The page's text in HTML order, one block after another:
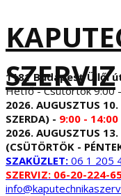
SZERVIZ
1181 Budapest Üllői
Hétfő - Csütörtök 9:00
2026. AUGUSZTUS
SZERDA) - 9:00 - 14:00
2026. AUGUSZTUS
(CSÜTÖRTÖK -
SZAKÜZLET: 06 1 205
SZERVIZ: 06-20-224-